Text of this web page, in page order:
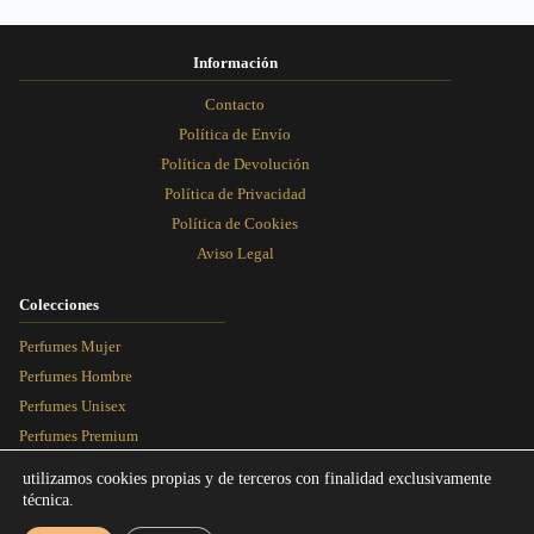
producto
producto
producto
producto
Información
Contacto
Política de Envío
Política de Devolución
Política de Privacidad
Política de Cookies
Aviso Legal
Colecciones
Perfumes Mujer
Perfumes Hombre
Perfumes Unisex
Perfumes Premium
utilizamos cookies propias y de terceros con finalidad exclusivamente
técnica.